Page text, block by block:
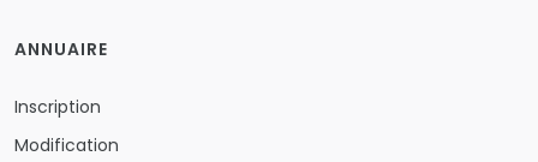
ANNUAIRE
Inscription
Modification